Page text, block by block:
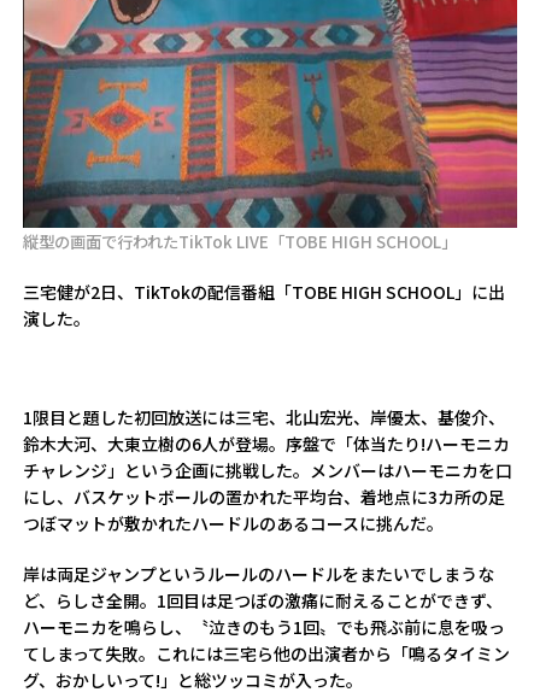
縦型の画面で行われたTikTok LIVE「TOBE HIGH SCHOOL」
三宅健が2日、TikTokの配信番組「TOBE HIGH SCHOOL」に出
演した。
1限目と題した初回放送には三宅、北山宏光、岸優太、基俊介、
鈴木大河、大東立樹の6人が登場。序盤で「体当たり!ハーモニカ
チャレンジ」という企画に挑戦した。メンバーはハーモニカを口
にし、バスケットボールの置かれた平均台、着地点に3カ所の足
つぼマットが敷かれたハードルのあるコースに挑んだ。
岸は両足ジャンプというルールのハードルをまたいでしまうな
ど、らしさ全開。1回目は足つぼの激痛に耐えることができず、
ハーモニカを鳴らし、〝泣きのもう1回〟でも飛ぶ前に息を吸っ
てしまって失敗。これには三宅ら他の出演者から「鳴るタイミン
グ、おかしいって!」と総ツッコミが入った。